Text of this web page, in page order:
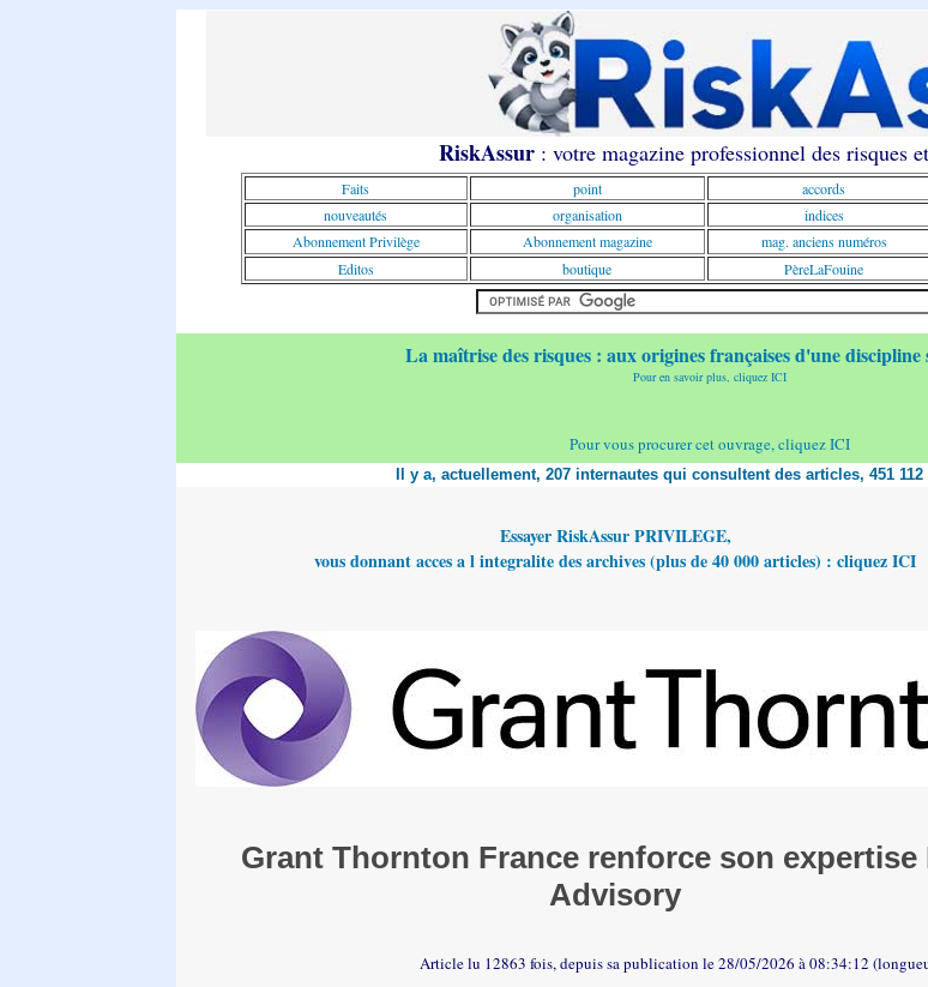
RiskAssur: votre magazine professionnel des risques
Faits point accords
nouveautés
organisation indices
Abonnement Privilège
Abonnement magazine mag. anciens numéros
Editos boutique PèreLaFouine
La maîtrise des risques : aux origines françaises d'une discipline
Pour en savoir plus, cliquez ICI
Pour vous procurer cet ouvrage, cliquez ICI
Il y a, actuellement, 207 internautes qui consultent des articles, 451
Essayer RiskAssur PRIVILEGE,
vous donnant acces a l integralite des archives (plus de 40 000 articles) : cliquez ICI
Grant Thornton France renforce son expertise
Advisory
Article lu 12863 fois, depuis sa publication le 28/05/2026 à 08:34:12